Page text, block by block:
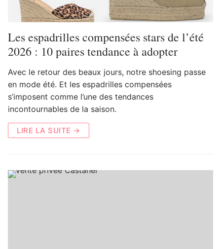
Les espadrilles compensées stars de l’été
2026 : 10 paires tendance à adopter
Avec le retour des beaux jours, notre shoesing passe
en mode été. Et les espadrilles compensées
s’imposent comme l’une des tendances
incontournables de la saison.
LIRE LA SUITE →